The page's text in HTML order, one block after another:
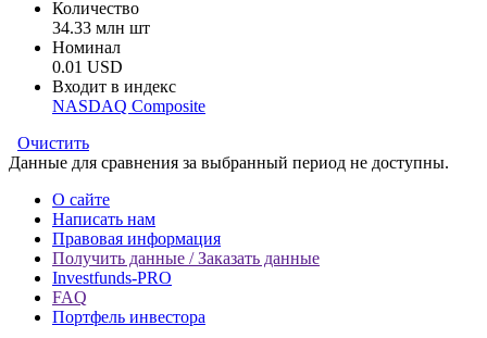
Количество
34.33 млн шт
Номинал
0.01 USD
Входит в индекс
NASDAQ Composite
Очистить
Данные для сравнения за выбранный период не доступны.
О сайте
Написать нам
Правовая информация
Получить данные / Заказать данные
Investfunds-PRO
FAQ
Портфель инвестора